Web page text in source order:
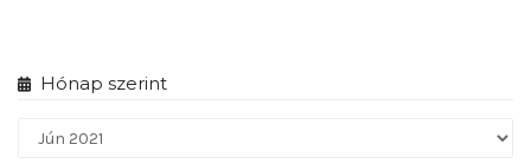
Hónap szerint